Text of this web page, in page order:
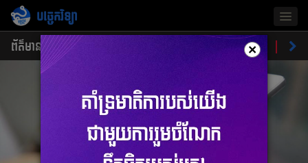
បច្ចេកវិទ្យា
ព័ត៌មាន ផលិតផលថ្មី ហាងឆេងផលិតផល ចំណ
×